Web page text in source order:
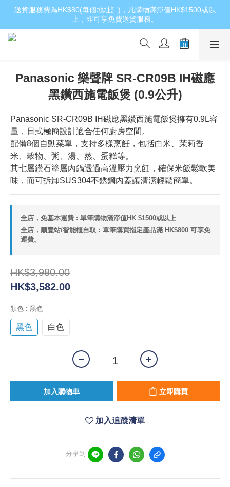
送貨服務費為HK$80(每個地址計)，凡購物滿淨值HK$1500或以
上，即可享免費送貨服務。
Panasonic 樂聲牌 SR-CR09B IH磁應
黑鑽西施電飯煲 (0.9公升)
Panasonic SR-CR09B IH磁應黑鑽西施電飯煲擁有0.9L容
量，日式極簡設計適合任何廚房空間。
配備8個自動菜單，支持多樣烹飪，包括白米、茉莉香
米、穀物、粥、湯、蒸、蛋糕等。
其七層鑽石塗層內鍋透過高溫壓力烹飪，確保米飯鬆軟美
味，而可拆卸SUS304不銹鋼內蓋讓清潔輕鬆簡單。
全店，免基本運費 : 單筆購物滿淨值HK $1500或以上
全店，順豐站/智能櫃自取：單筆購買指定產品滿 HK$800 可享免
運費。
HK$3,980.00
HK$3,582.00
顏色 : 黑色
黑色 白色
加入購物車 立即購買
加入追蹤清單
分享到